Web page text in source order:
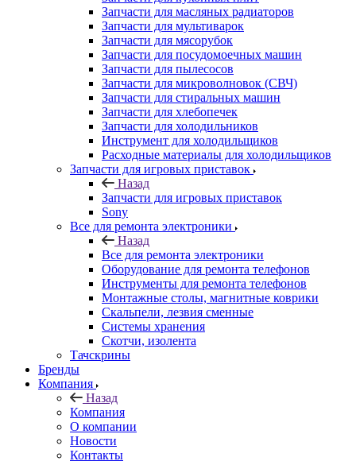
Запчасти для мультиварок
Запчасти для мясорубок
Запчасти для посудомоечных машин
Запчасти для пылесосов
Запчасти для микроволновок (СВЧ)
Запчасти для стиральных машин
Запчасти для хлебопечек
Запчасти для холодильников
Инструмент для холодильщиков
Расходные материалы для холодильщиков
Запчасти для игровых приставок
Назад
Запчасти для игровых приставок
Sony
Все для ремонта электроники
Назад
Все для ремонта электроники
Оборудование для ремонта телефонов
Инструменты для ремонта телефонов
Монтажные столы, магнитные коврики
Скальпели, лезвия сменные
Системы хранения
Скотчи, изолента
Тачскрины
Бренды
Компания
Назад
Компания
О компании
Новости
Контакты
Контакты